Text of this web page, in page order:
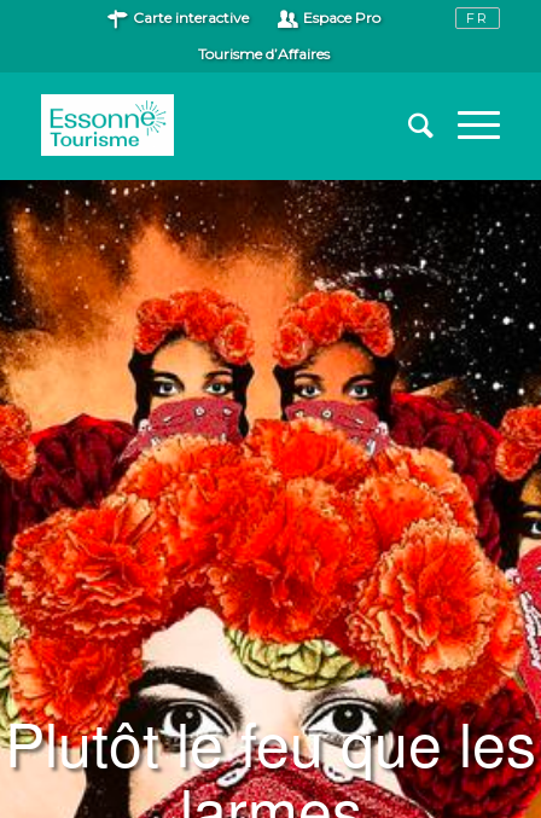
Carte interactive
Espace Pro
Tourisme d’Affaires
Plutôt le feu que les